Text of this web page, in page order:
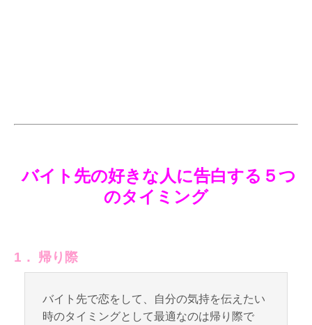
バイト先の好きな人に告白する５つ
のタイミング
1． 帰り際
バイト先で恋をして、自分の気持を伝えたい
時のタイミングとして最適なのは帰り際で